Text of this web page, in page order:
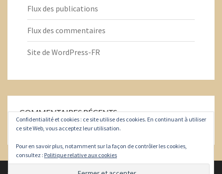
Flux des publications
Flux des commentaires
Site de WordPress-FR
COMMENTAIRES RÉCENTS
Confidentialité et cookies : ce site utilise des cookies. En continuant à utiliser
ce site Web, vous acceptez leur utilisation.
Pour en savoir plus, notamment sur la façon de contrôler les cookies,
consultez : Politique relative aux cookies